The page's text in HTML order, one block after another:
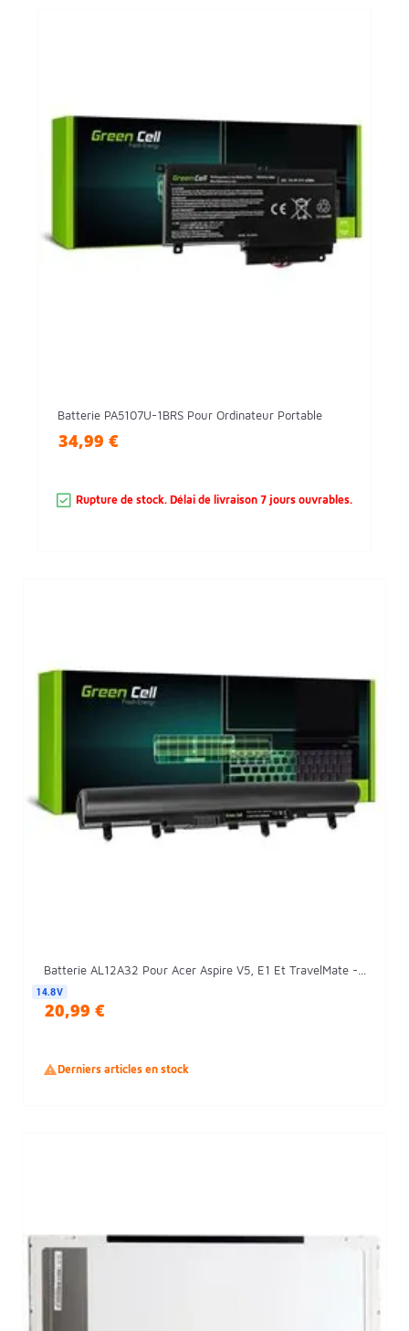
Batterie PA5107U-1BRS Pour Ordinateur Portable
34,99 €
Rupture de stock. Délai de livraison 7 jours ouvrables.
Batterie AL12A32 Pour Acer Aspire V5, E1 Et TravelMate -...
14.8V
20,99 €
Derniers articles en stock